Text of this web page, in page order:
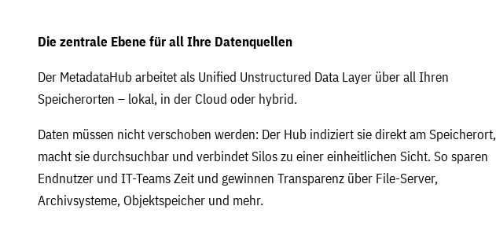
Die zentrale Ebene für all Ihre Datenquellen
Der MetadataHub arbeitet als Unified Unstructured Data Layer über all Ihren
Speicherorten – lokal, in der Cloud oder hybrid.
Daten müssen nicht verschoben werden: Der Hub indiziert sie direkt am Speicherort,
macht sie durchsuchbar und verbindet Silos zu einer einheitlichen Sicht. So sparen
Endnutzer und IT-Teams Zeit und gewinnen Transparenz über File-Server,
Archivsysteme, Objektspeicher und mehr.